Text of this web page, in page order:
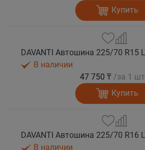
Купить
В наличии
47 750 ₸ /за 1 шт.
Купить
В наличии